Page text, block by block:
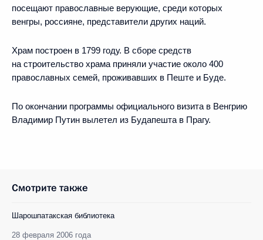
посещают православные верующие, среди которых
венгры, россияне, представители других наций.
Храм построен в 1799 году. В сборе средств
на строительство храма приняли участие около 400
православных семей, проживавших в Пеште и Буде.
По окончании программы официального визита в Венгрию
Владимир Путин вылетел из Будапешта в Прагу.
Смотрите также
Шарошпатакская библиотека
28 февраля 2006 года